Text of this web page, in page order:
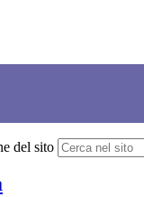
del sito